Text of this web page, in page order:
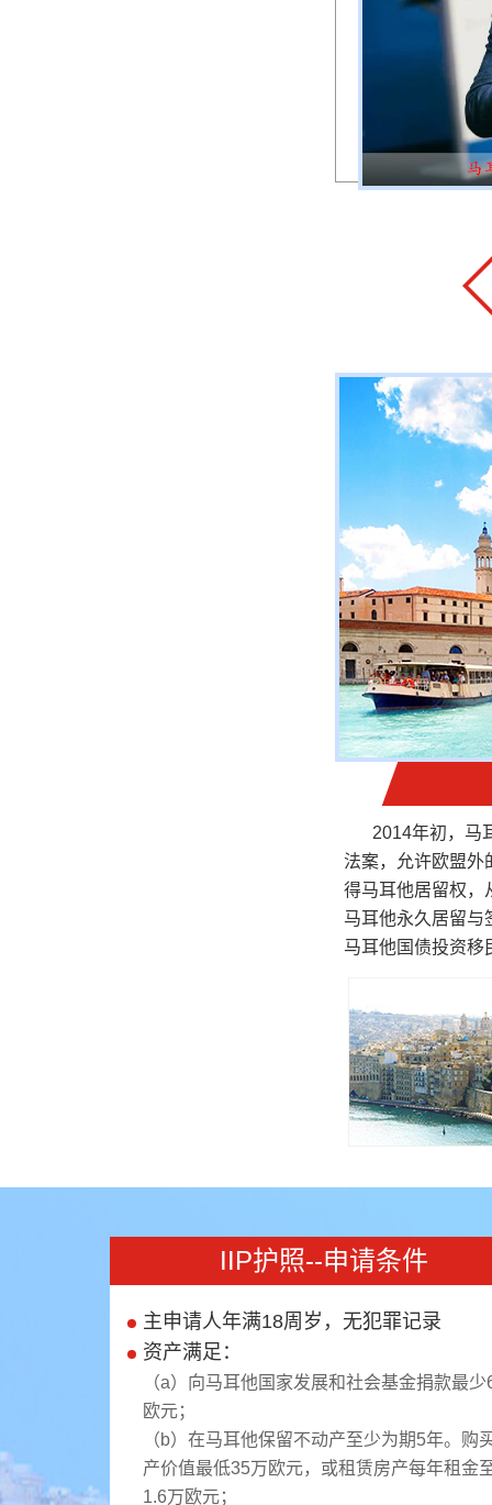
2014年初，马
法案，允许欧盟外
得马耳他居留权，
马耳他永久居留与
马耳他国债投资移
IIP护照--申请条件
主申请人年满18周岁，无犯罪记录
资产满足：
（a）向马耳他国家发展和社会基金捐款最少
欧元；
（b）在马耳他保留不动产至少为期5年。购
产价值最低35万欧元，或租赁房产每年租金
1.6万欧元；